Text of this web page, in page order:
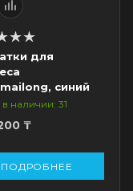
для
синий
в наличии: 31
₸
ПОДРОБНЕЕ